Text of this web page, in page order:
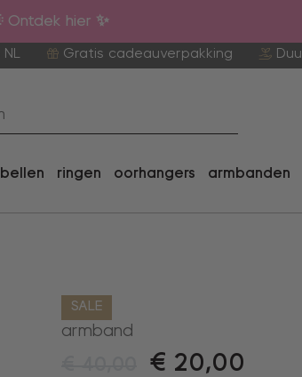
Ontdek hier ✨
Gratis cadeauverpakking
ringen oorhangers armbanden
SALE
armband
€ 20,00